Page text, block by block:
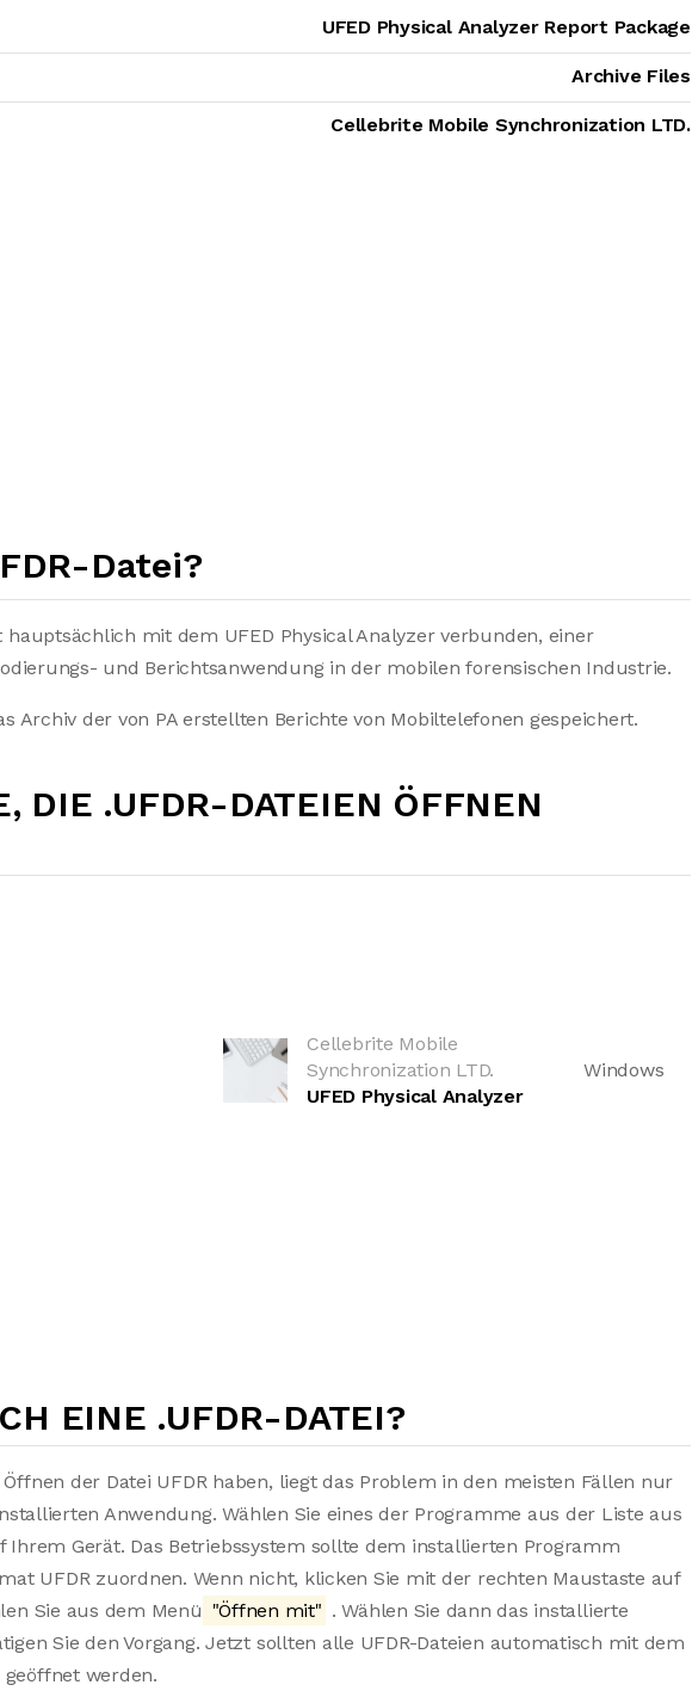
UFED Physical Analyzer Report Package
Archive Files
Cellebrite Mobile Synchronization LTD.
Datei?
hauptsächlich mit dem UFED Physical Analyzer verbunden, einer
und Berichtsanwendung in der mobilen forensischen Industrie.
Archiv der von PA erstellten Berichte von Mobiltelefonen gespeichert.
DIE .UFDR-DATEIEN ÖFFNEN
Cellebrite Mobile
Synchronization LTD.
UFED Physical Analyzer
Windows
EINE .UFDR-DATEI?
der Datei UFDR haben, liegt das Problem in den meisten Fällen nur
Anwendung. Wählen Sie eines der Programme aus der Liste aus
Ihrem Gerät. Das Betriebssystem sollte dem installierten Programm
UFDR zuordnen. Wenn nicht, klicken Sie mit der rechten Maustaste auf
Sie aus dem Menü "Öffnen mit" . Wählen Sie dann das installierte
Sie den Vorgang. Jetzt sollten alle UFDR-Dateien automatisch mit dem
werden.